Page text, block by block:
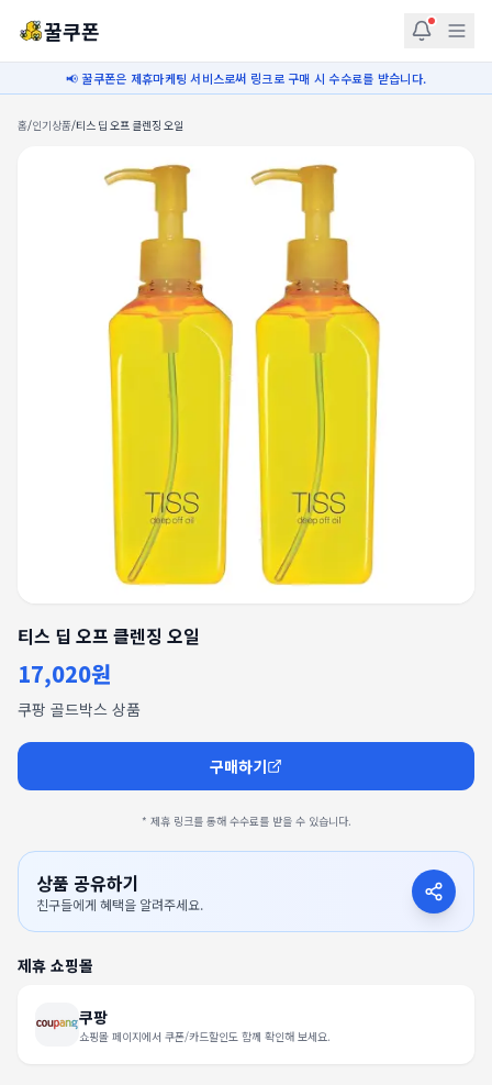
꿀쿠폰
📢 꿀쿠폰은 제휴마케팅 서비스로써 링크로 구매 시 수수료를 받습니다.
홈/인기상품/티스 딥 오프 클렌징 오일
티스 딥 오프 클렌징 오일
17,020원
쿠팡 골드박스 상품
구매하기
* 제휴 링크를 통해 수수료를 받을 수 있습니다.
상품 공유하기
친구들에게 혜택을 알려주세요.
제휴 쇼핑몰
쿠팡
쇼핑몰 페이지에서 쿠폰/카드할인도 함께 확인해 보세요.